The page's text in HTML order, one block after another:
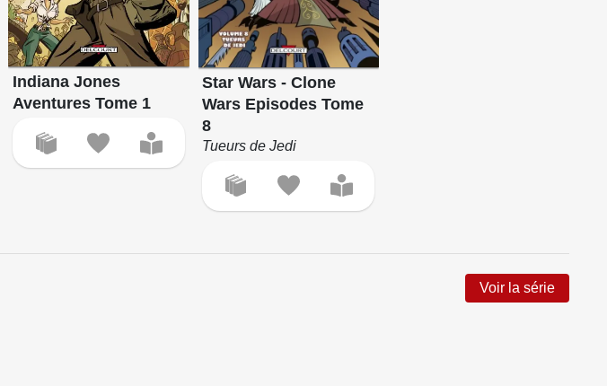
Indiana Jones
Aventures Tome 1
Star Wars - Clone
Wars Episodes Tome
8
Tueurs de Jedi
Voir la série